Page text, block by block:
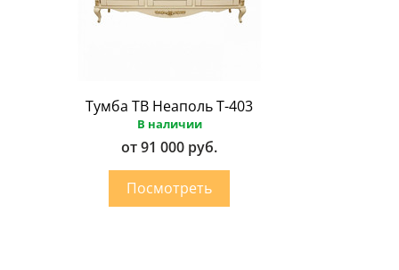
Тумба ТВ Неаполь Т-403
В наличии
от 91 000 руб.